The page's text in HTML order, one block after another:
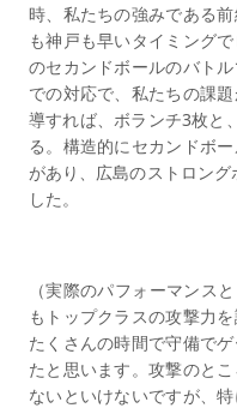
時、私たちの強みである
も神戸も早いタイミング
のセカンドボールのバト
での対応で、私たちの課
導すれば、ボランチ3枚と
る。構造的にセカンドボ
があり、広島のストロン
した。
（実際のパフォーマンス
もトップクラスの攻撃力
たくさんの時間で守備で
たと思います。攻撃のと
ないといけないですが、